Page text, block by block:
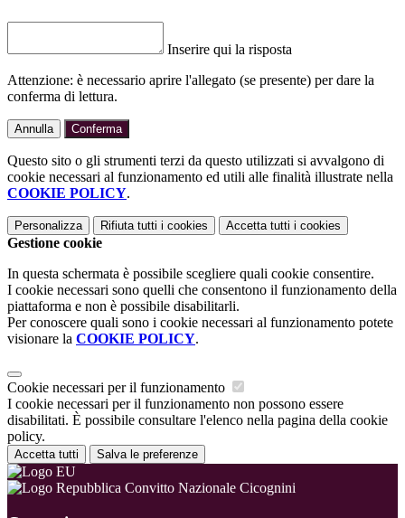
Inserire qui la risposta
Attenzione: è necessario aprire l'allegato (se presente) per dare la
conferma di lettura.
Annulla Conferma
Questo sito o gli strumenti terzi da questo utilizzati si avvalgono di
cookie necessari al funzionamento ed utili alle finalità illustrate nella
COOKIE POLICY.
Personalizza Rifiuta tutti i cookies Accetta tutti i cookies
Gestione cookie
In questa schermata è possibile scegliere quali cookie consentire.
I cookie necessari sono quelli che consentono il funzionamento della
piattaforma e non è possibile disabilitarli.
Per conoscere quali sono i cookie necessari al funzionamento potete
visionare la COOKIE POLICY.
Cookie necessari per il funzionamento
I cookie necessari per il funzionamento non possono essere
disabilitati. È possibile consultare l'elenco nella pagina della cookie
policy.
Accetta tutti Salva le preferenze
Convitto Nazionale Cicognini